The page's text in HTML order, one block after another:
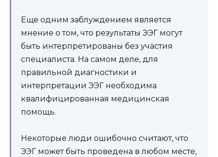
Еще одним заблуждением является
мнение о том, что результаты ЭЭГ могут
быть интерпретированы без участия
специалиста. На самом деле, для
правильной диагностики и
интерпретации ЭЭГ необходима
квалифицированная медицинская
помощь.
Некоторые люди ошибочно считают, что
ЭЭГ может быть проведена в любом месте,